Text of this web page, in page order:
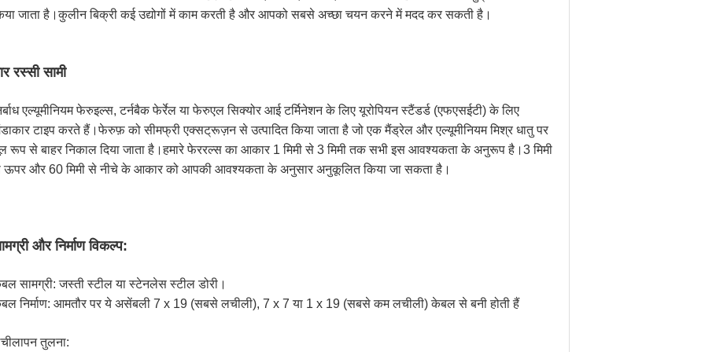
जाता है।कुलीन बिक्री कई उद्योगों में काम करती है और आपको सबसे अच्छा चयन करने में मदद कर सकती है।
रस्सी सामी
एल्यूमीनियम फेरुइल्स, टर्नबैक फेर्रेल या फेरुएल सिक्योर आई टर्मिनेशन के लिए यूरोपियन स्टैंडर्ड (एफएसईटी) के लिए
टाइप करते हैं।फेरुफ़ को सीमफ्री एक्सट्रूज़न से उत्पादित किया जाता है जो एक मैंड्रेल और एल्यूमीनियम मिश्र धातु पर
रूप से बाहर निकाल दिया जाता है।हमारे फेररल्स का आकार 1 मिमी से 3 मिमी तक सभी इस आवश्यकता के अनुरूप है।3 मिमी
ऊपर और 60 मिमी से नीचे के आकार को आपकी आवश्यकता के अनुसार अनुकूलित किया जा सकता है।
और निर्माण विकल्प:
सामग्री: जस्ती स्टील या स्टेनलेस स्टील डोरी।
निर्माण: आमतौर पर ये असेंबली 7 x 19 (सबसे लचीली), 7 x 7 या 1 x 19 (सबसे कम लचीली) केबल से बनी होती हैं
तुलना: